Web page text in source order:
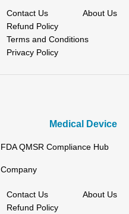
Contact Us
About Us
Refund Policy
Terms and Conditions
Privacy Policy
Medical Device
FDA QMSR Compliance Hub
Company
Contact Us
About Us
Refund Policy